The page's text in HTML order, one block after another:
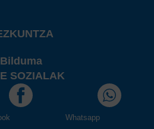
Bilduma
SOZIALAK
Whatsapp